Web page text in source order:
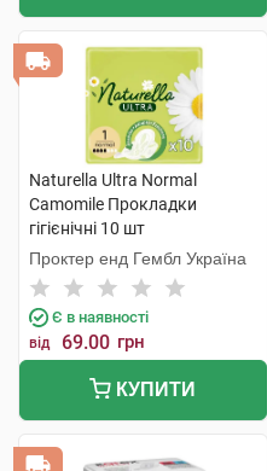
Naturella Ultra Normal
Camomile Прокладки
гігієнічні 10 шт
Проктер енд Гембл Україна
Є в наявності
від 69.00 грн
КУПИТИ